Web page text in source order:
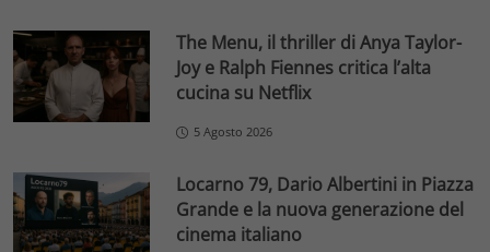
The Menu, il thriller di Anya Taylor-
Joy e Ralph Fiennes critica l’alta
cucina su Netflix
5 Agosto 2026
Locarno 79, Dario Albertini in Piazza
Grande e la nuova generazione del
cinema italiano